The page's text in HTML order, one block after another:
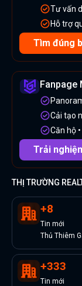
Tư vấn
Hỗ trợ
Tìm đúng
Fanpage
Cải tạo
Căn hộ
Trải
THỊ TRƯỜNG
+8
Tin mới
Thủ Thiêm
+333
Tin mới